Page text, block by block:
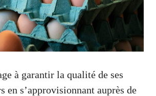
à garantir la qualité de ses
en s’approvisionnant auprès de